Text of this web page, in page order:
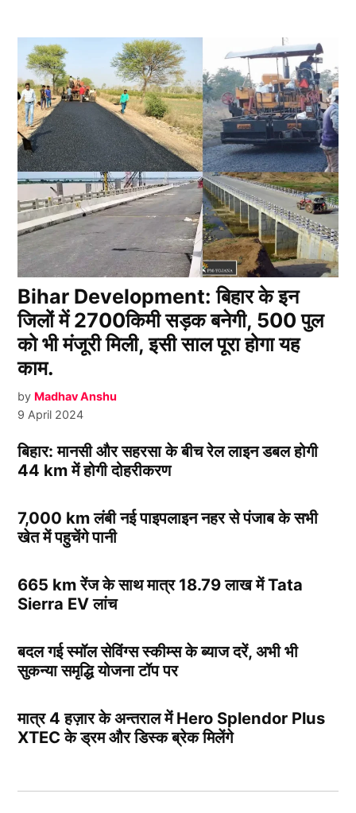
Bihar Development: बिहार के इन
जिलों में 2700किमी सड़क बनेगी, 500 पुल
को भी मंजूरी मिली, इसी साल पूरा होगा यह
काम.
by Madhav Anshu
9 April 2024
बिहार: मानसी और सहरसा के बीच रेल लाइन डबल होगी
44 km में होगी दोहरीकरण
7,000 km लंबी नई पाइपलाइन नहर से पंजाब के सभी
खेत में पहुचेंगे पानी
665 km रेंज के साथ मात्र 18.79 लाख में Tata
Sierra EV लांच
बदल गई स्मॉल सेविंग्स स्कीम्स के ब्याज दरें, अभी भी
सुकन्या समृद्धि योजना टॉप पर
मात्र 4 हज़ार के अन्तराल में Hero Splendor Plus
XTEC के ड्रम और डिस्क ब्रेक मिलेंगे